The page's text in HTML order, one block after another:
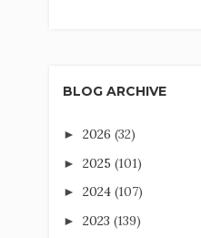
BLOG ARCHIVE
► 2026 (32)
► 2025 (101)
► 2024 (107)
► 2023 (139)